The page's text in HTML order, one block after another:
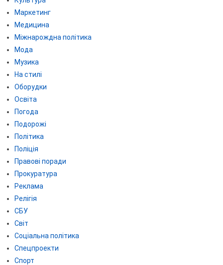
Маркетинг
Медицина
Міжнарождна політика
Мода
Музика
На стилі
Оборудки
Освіта
Погода
Подорожі
Політика
Поліція
Правові поради
Прокуратура
Реклама
Релігія
СБУ
Світ
Соціальна політика
Спецпроекти
Спорт